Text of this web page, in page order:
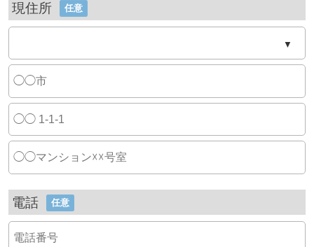
現住所 任意
▼
電話 任意